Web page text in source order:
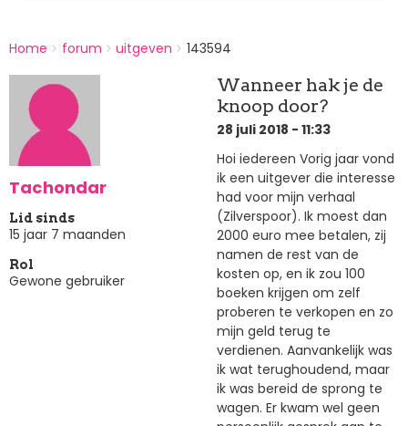
BREADCRUMBS
You
here:
Home forum uitgeven 143594
Tachondar
Lid sinds
15 jaar 7 maanden
Rol
Gewone gebruiker
Wanneer hak je de
knoop door?
28 juli 2018 - 11:33
Hoi iedereen Vorig jaar vond
ik een uitgever die interesse
had voor mijn verhaal
(Zilverspoor). Ik moest dan
2000 euro mee betalen, zij
namen de rest van de
kosten op, en ik zou 100
boeken krijgen om zelf
proberen te verkopen en zo
mijn geld terug te
verdienen. Aanvankelijk was
ik wat terughoudend, maar
ik was bereid de sprong te
wagen. Er kwam wel geen